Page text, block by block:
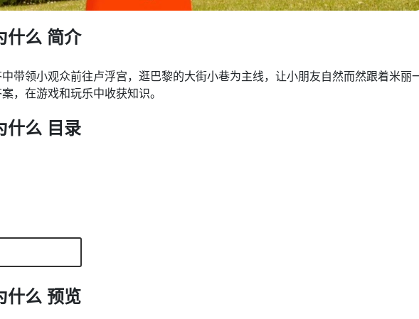
什么 简介
带领小观众前往卢浮宫，逛巴黎的大街小巷为主线，让小朋友自然而然跟着米丽
，在游戏和玩乐中收获知识。
什么 目录
什么 预览